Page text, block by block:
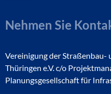
Nehmen Sie
Vereinigung der Straßenbau-
Thüringen e.V. c/o
Planungsgesellschaft für